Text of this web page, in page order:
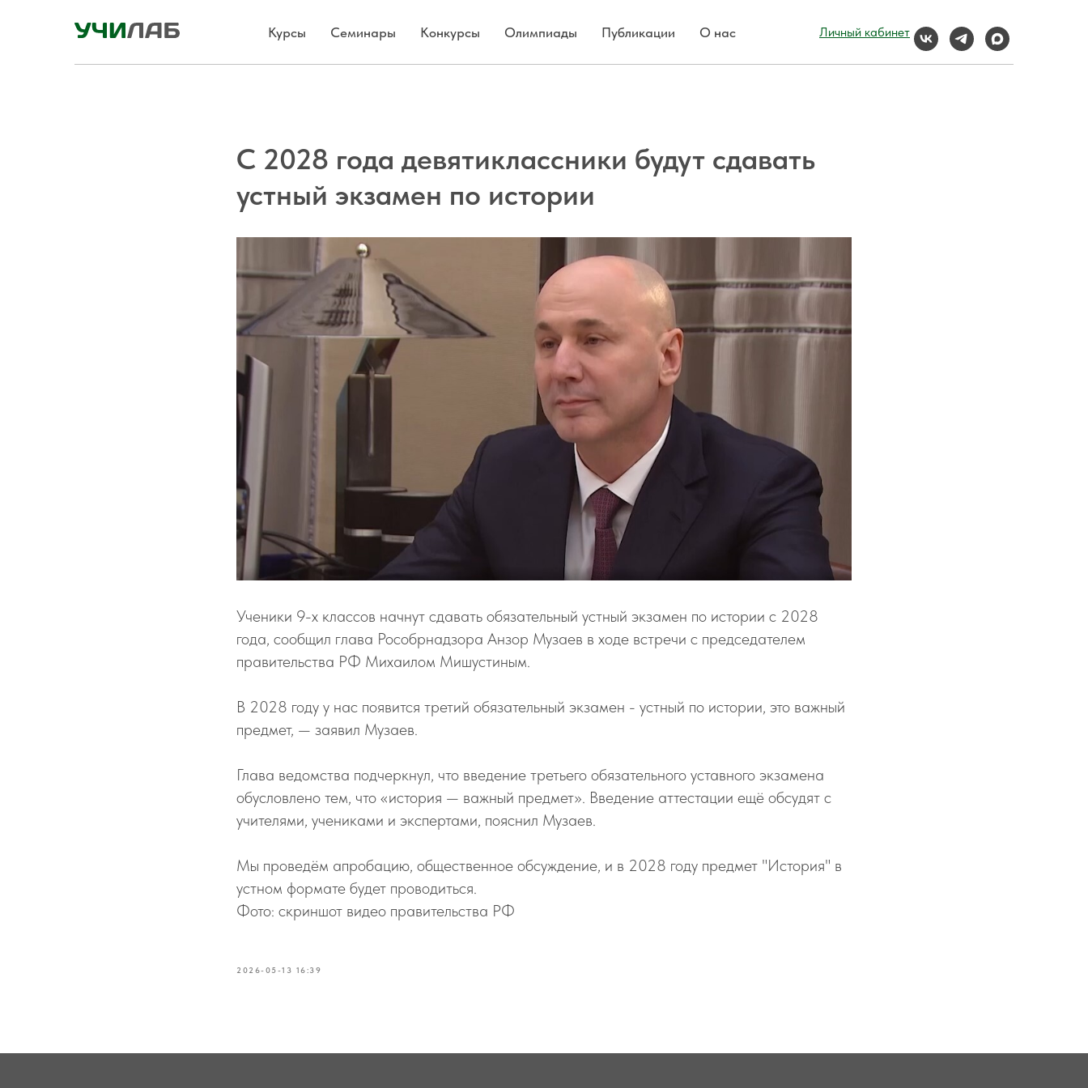
Курсы Семинары Конкурсы Олимпиады Публикации О нас Личный кабинет
С 2028 года девятиклассники будут сдавать
устный экзамен по истории
Ученики 9-х классов начнут сдавать обязательный устный экзамен по истории с 2028
года, сообщил глава Рособрнадзора Анзор Музаев в ходе встречи с председателем
правительства РФ Михаилом Мишустиным.
В 2028 году у нас появится третий обязательный экзамен - устный по истории, это важный
предмет, — заявил Музаев.
Глава ведомства подчеркнул, что введение третьего обязательного уставного экзамена
обусловлено тем, что «история — важный предмет». Введение аттестации ещё обсудят с
учителями, учениками и экспертами, пояснил Музаев.
Мы проведём апробацию, общественное обсуждение, и в 2028 году предмет "История" в
устном формате будет проводиться.
Фото: скриншот видео правительства РФ
2026-05-13 16:39